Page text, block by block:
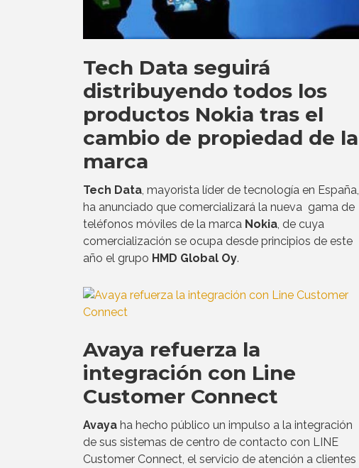
Tech Data seguirá
distribuyendo todos los
productos Nokia tras el
cambio de propiedad de la
marca
Tech Data, mayorista líder de tecnología en España,
ha anunciado que comercializará la nueva gama de
teléfonos móviles de la marca Nokia, de cuya
comercialización se ocupa desde principios de este
año el grupo HMD Global Oy.
Avaya refuerza la
integración con Line
Customer Connect
Avaya ha hecho público un impulso a la integración
de sus sistemas de centro de contacto con LINE
Customer Connect, el servicio de atención a clientes